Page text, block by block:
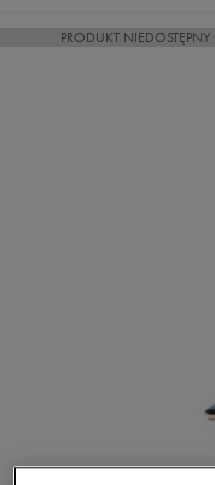
PRODUKT NIEDOSTĘPNY